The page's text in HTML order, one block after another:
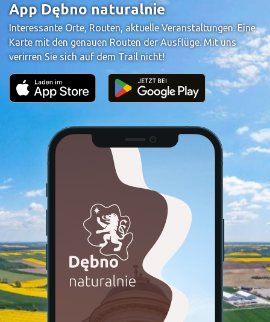
App Dębno naturalnie
Interessante Orte, Routen, aktuelle Veranstaltungen. Eine
Karte mit den genauen Routen der Ausflüge. Mit uns
verirren Sie sich auf dem Trail nicht!